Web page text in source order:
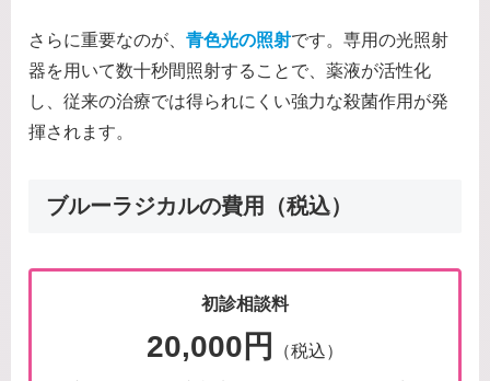
さらに重要なのが、 青色光の照射です。専用の光照射
器を用いて数十秒間照射することで、薬液が活性化
し、従来の治療では得られにくい強力な殺菌作用が発
揮されます。
ブルーラジカルの費用（税込）
初診相談料
20,000円 （税込）